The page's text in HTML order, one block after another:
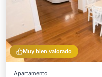
Muy bien valorado
Apartamento